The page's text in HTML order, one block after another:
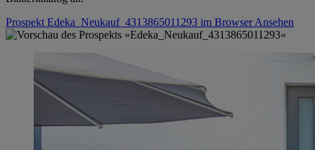
Prospekt Edeka_Neukauf_4313865011293 im BrowserAnsehen